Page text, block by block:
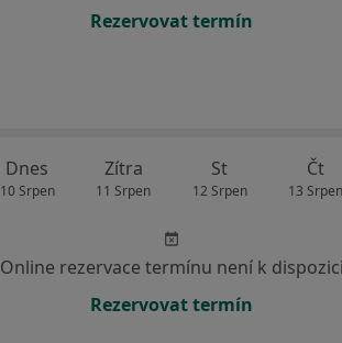
Rezervovat termín
Dnes
10 Srpen
Zítra
11 Srpen
St
12 Srpen
Čt
13 Srpen
Online rezervace termínu není k dispozici
Rezervovat termín